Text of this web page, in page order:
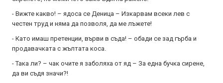
- Вижте какво! – ядоса се Деница – Изкарвам всеки лев с
честен труд и няма да позволя, да ме лъжете!
- Като имаш претенции, върви в съда! – обади се зад гърба и
продавачката с жълтата коса.
- Така ли? – чак очите я заболяха от яд – За една бучка сирене,
да ви съдя значи?!